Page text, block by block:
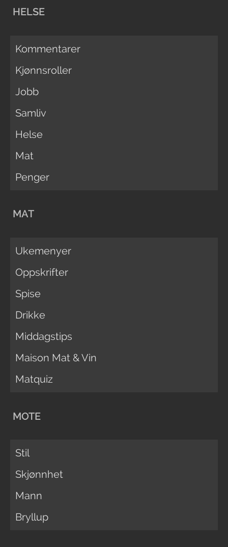
HELSE
Kommentarer
Kjønnsroller
Jobb
Samliv
Helse
Mat
Penger
MAT
Ukemenyer
Oppskrifter
Spise
Drikke
Middagstips
Maison Mat & Vin
Matquiz
MOTE
Stil
Skjønnhet
Mann
Bryllup